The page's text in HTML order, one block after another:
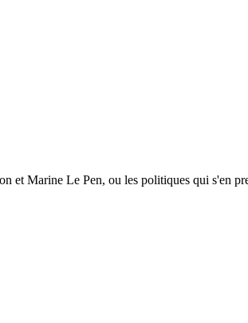
et Marine Le Pen, ou les politiques qui s'en